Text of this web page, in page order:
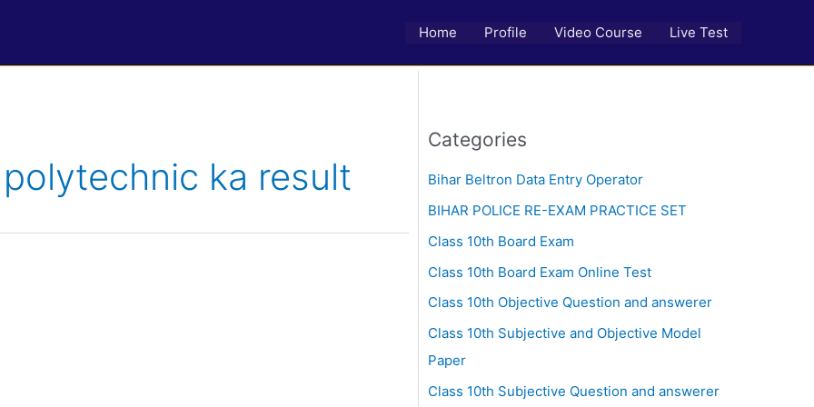
Home Profile Video Course Live Test
ka result
Categories
Bihar Beltron Data Entry Operator
BIHAR POLICE RE-EXAM PRACTICE SET
Class 10th Board Exam
Class 10th Board Exam Online Test
Class 10th Objective Question and answerer
Class 10th Subjective and Objective Model
Paper
Class 10th Subjective Question and answerer